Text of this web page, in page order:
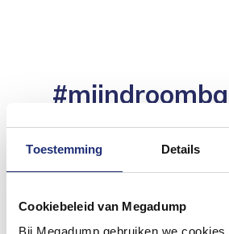
Toestemming Details
Cookiebeleid van Megadump
Bij Megadump gebruiken we
en tag @megadumpnl. Samen
inspirerende omgeving vol
badkamerstijlen. Doe